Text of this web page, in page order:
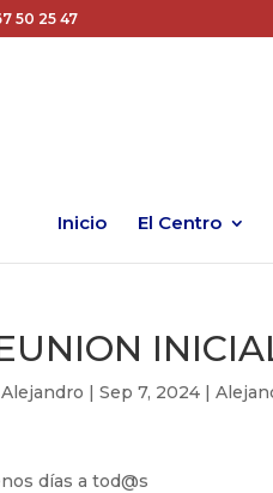
50 25 47
Inicio El Centro
Alejandro |Sep 7, 2024 |
días a tod@s